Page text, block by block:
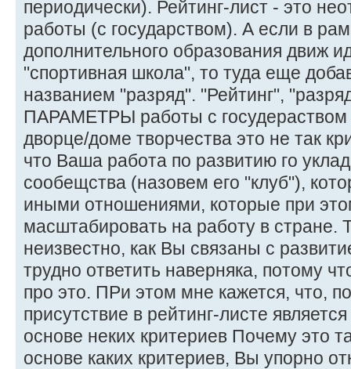
периодически). Рейтинг-лист - это
работы (с государством). А если в
дополнительного образования движ
"спортивная школа", то туда еще
названием "разряд". "Рейтинг",
ПАРАМЕТРЫ работы с госудераством
дворце/доме творчества это не так
что Ваша работа по развитию го
сообещства (назовем его "клуб"),
иными отношениями, которые при
масштабировать на работу в стране.
неизвестно, как Вы связаны с
трудно ответить наверняка, потому
про это. ПРи этом мне кажется, что,
присутствие в рейтинг-листе
основе неких критериев Почему это
основе каких критериев, Вы упорно